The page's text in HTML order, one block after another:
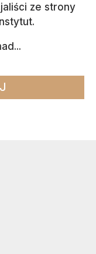
ze strony